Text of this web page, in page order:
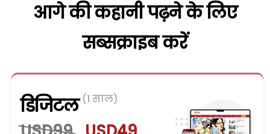
आगे की कहानी पढ़ने के लिए
सब्सक्राइब करें
डिजिटल (1 साल)